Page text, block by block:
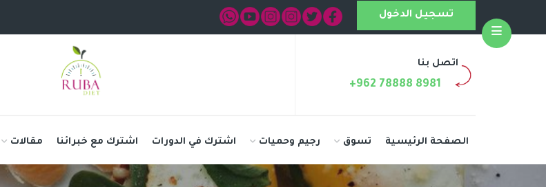
تسجيل الدخول
اتصل بنا
+962 78888 8981
الصفحة الرئيسية تسوق رجيم وحميات اشترك في الدورات اشترك مع خبرائنا مقالات